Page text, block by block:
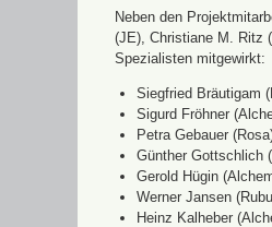
Neben den
(JE), Christiane M. Ritz
Spezialisten mitgewirkt:
Siegfried Bräutigam
Sigurd Fröhner
Petra Gebauer
Günther Gottschlich
Gerold Hügin
Werner Jansen
Heinz Kalheber